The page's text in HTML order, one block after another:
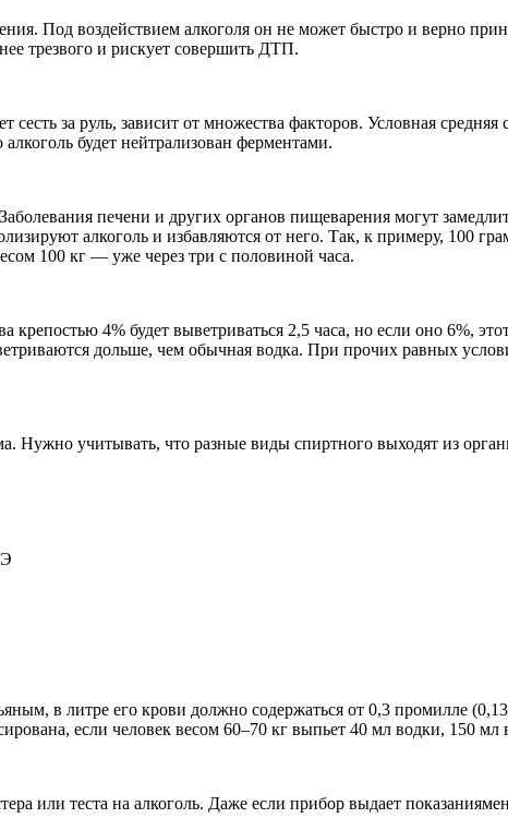
Под воздействием алкоголя он не может быстро и верно
трезвого и рискует совершить ДТП.
за руль, зависит от множества факторов. Условная
будет нейтрализован ферментами.
печени и других органов пищеварения могут
алкоголь и избавляются от него. Так, к примеру, 100
100 кг — уже через три с половиной часа.
4% будет выветриваться 2,5 часа, но если оно 6%,
дольше, чем обычная водка. При прочих равных
Нужно учитывать, что разные виды спиртного выходят из
в литре его крови должно содержаться от 0,3 промилле
если человек весом 60–70 кг выпьет 40 мл водки, 150
или теста на алкоголь. Даже если прибор выдает